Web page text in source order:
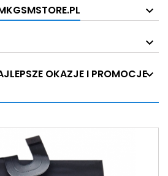
OKAZJE I PROMOCJE